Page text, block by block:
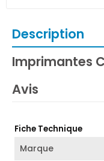
Description
Imprimantes
Avis
Fiche Technique
Marque